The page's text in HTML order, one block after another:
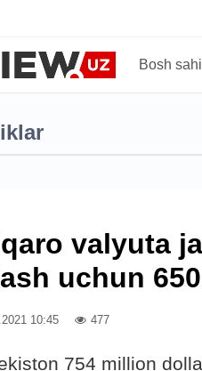
Bosh
valyuta
uchun
10:45 477
754 million